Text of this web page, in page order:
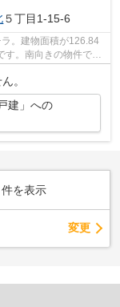
５丁目1-15-6
。建物面積が126.84
す。南向きの物件で
。
建」への
件を表示
変更